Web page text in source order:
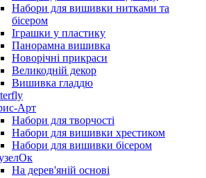
Набори для вишивки нитками та
бісером
Іграшки у пластику
Панорамна вишивка
Новорічні прикраси
Великодній декор
Вишивка гладдю
Арт
Набори для творчості
Набори для вишивки хрестиком
Набори для вишивки бісером
На дерев'яній основі